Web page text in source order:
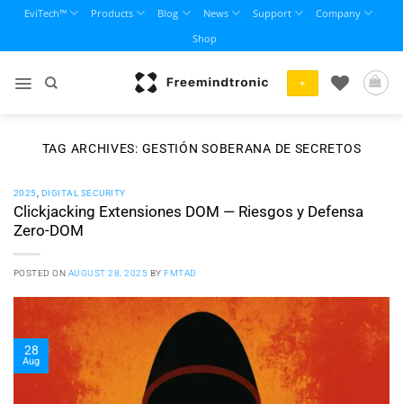
content
EviTech™ Products Blog News Support
Company
Shop
+
TAG ARCHIVES: GESTIÓN SOBERANA DE SECRETOS
2025 DIGITAL SECURITY
Clickjacking Extensiones DOM — Riesgos y Defensa
Zero-DOM
POSTED ON AUGUST 28, 2025 BYFMTAD
28
Aug